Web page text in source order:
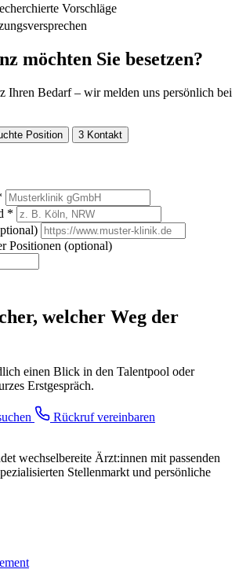
Vorschläge
möchten Sie besetzen?
Ihren Bedarf – wir melden uns persönlich bei
Position 3 Kontakt
*
Positionen (optional)
welcher Weg der
einen Blick in den Talentpool oder
Erstgespräch.
Rückruf vereinbaren
wechselbereite Ärzt:innen mit passenden
Stellenmarkt und persönliche